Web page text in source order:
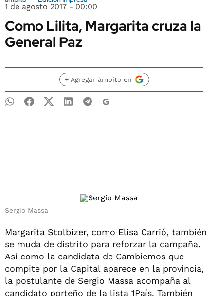
1 de agosto 2017 - 00:00
Como Lilita, Margarita cruza la
General Paz
+ Agregar ámbito en
Sergio Massa
Margarita Stolbizer, como Elisa Carrió, también
se muda de distrito para reforzar la campaña.
Así como la candidata de Cambiemos que
compite por la Capital aparece en la provincia,
la postulante de Sergio Massa acompaña al
candidato porteño de la lista 1País. También